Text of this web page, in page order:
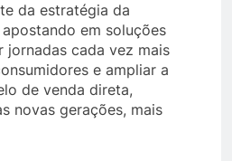
da estratégia da
em soluções
cada vez mais
e ampliar a
de venda direta,
novas gerações, mais